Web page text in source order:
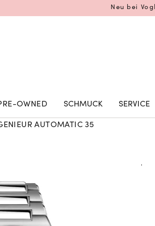
Neu bei
Mehr erfahren:
Neu bei Vogl:
OWNED SCHMUCK SERVICE
AUTOMATIC 35